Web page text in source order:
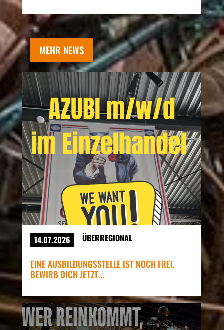
MEHR NEWS
14.07.2026 ÜBERREGIONAL
EINE AUSBILDUNGSSTELLE IST NOCH FREI.
BEWIRB DICH JETZT...